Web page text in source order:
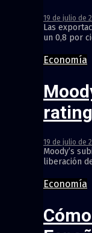
19 de julio de
Las
un 0,8 por
Economía
rating
19 de julio de
Moody’s
liberación
Economía